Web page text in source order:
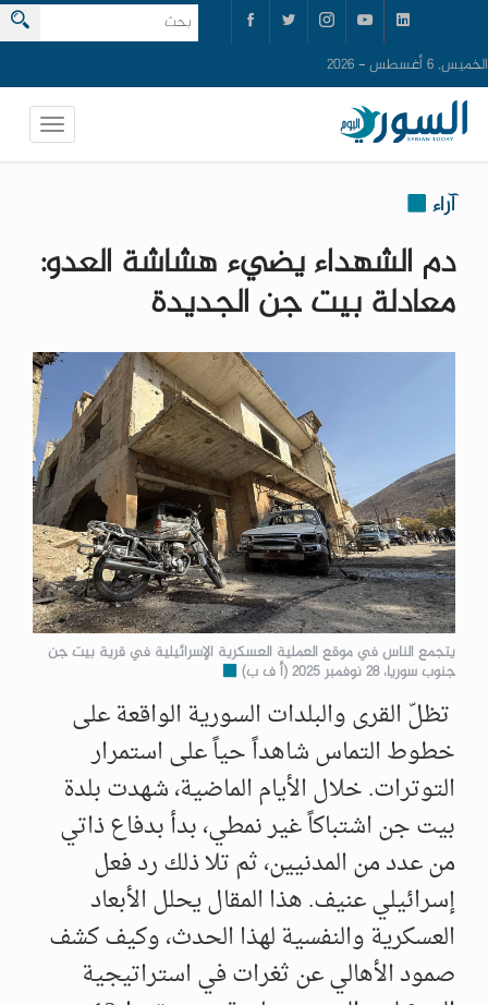
الخميس, 6 أغسطس - 2026
آراء
دم الشهداء يضيء هشاشة العدو:
معادلة بيت جن الجديدة
يتجمع الناس في موقع العملية العسكرية الإسرائيلية في قرية بيت جن
جنوب سوريا، 28 نوفمبر 2025 (أ ف ب)
تظلّ القرى والبلدات السورية الواقعة على
خطوط التماس شاهداً حياً على استمرار
التوترات. خلال الأيام الماضية، شهدت بلدة
بيت جن اشتباكاً غير نمطي، بدأ بدفاع ذاتي
من عدد من المدنيين، ثم تلا ذلك رد فعل
إسرائيلي عنيف. هذا المقال يحلل الأبعاد
العسكرية والنفسية لهذا الحدث، وكيف كشف
صمود الأهالي عن ثغرات في استراتيجية